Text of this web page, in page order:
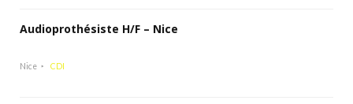
Audioprothésiste H/F – Nice
Nice CDI